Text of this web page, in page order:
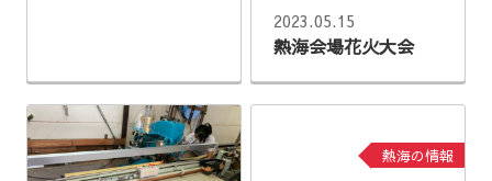
2023.05.15
熱海会場花火大会
熱海の情報